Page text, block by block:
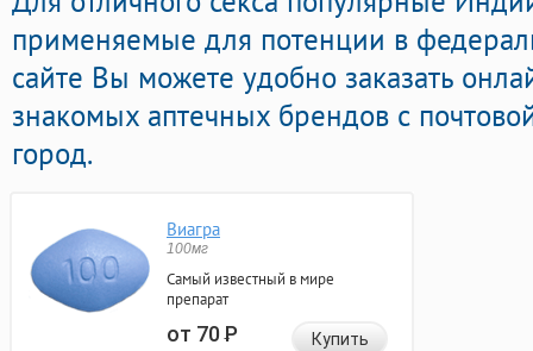
применяемые для потенции в
сайте Вы можете удобно заказать
знакомых аптечных брендов с
город.
Виагра
100мг
Самый известный в мире
препарат
от 70Р Купить